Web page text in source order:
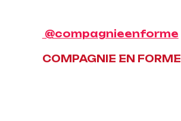
@compagnieenforme
COMPAGNIE EN FORME